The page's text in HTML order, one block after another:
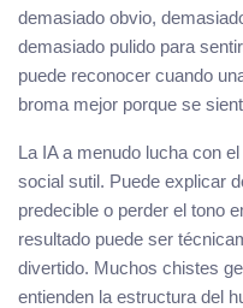
demasiado obvio,
demasiado pulido para
puede reconocer cuando
broma mejor porque se
La IA a menudo lucha con
social sutil. Puede explicar
predecible o perder el tono
resultado puede ser
divertido. Muchos chistes
entienden la estructura del